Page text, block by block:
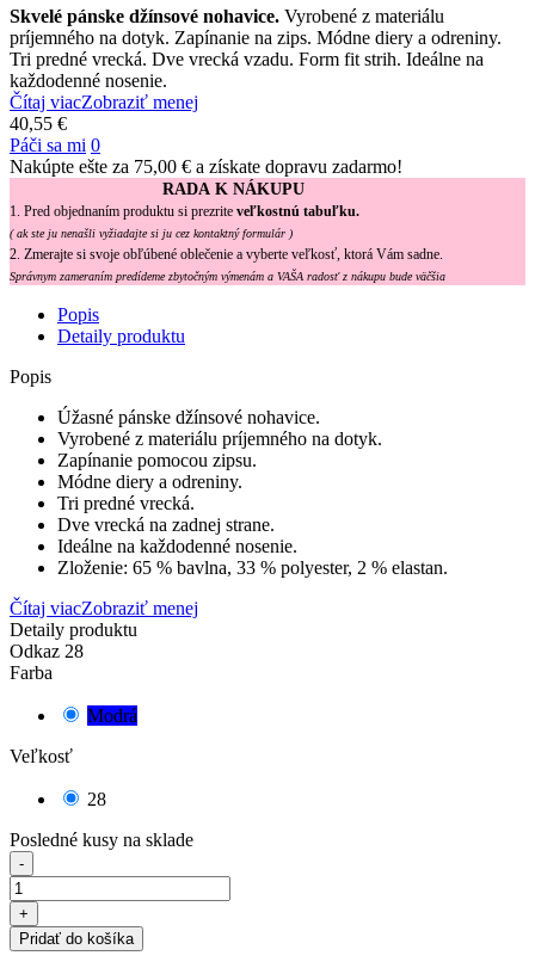
Skvelé pánske džínsové nohavice. Vyrobené z materiálu
príjemného na dotyk. Zapínanie na zips. Módne diery a odreniny.
Tri predné vrecká. Dve vrecká vzadu. Form fit strih. Ideálne na
každodenné nosenie.
Čítaj viacZobraziť menej
40,55 €
Páči sa mi 0
Nakúpte ešte za 75,00 € a získate dopravu zadarmo!
RADA K NÁKUPU
1. Pred objednaním produktu si prezrite veľkostnú tabuľku.
( ak ste ju nenašli vyžiadajte si ju cez kontaktný formulár )
2. Zmerajte si svoje obľúbené oblečenie a vyberte veľkosť, ktorá Vám sadne.
Správnym zameraním predídeme zbytočným výmenám a VAŠA radosť z nákupu bude väčšia
Popis
Detaily produktu
Popis
Úžasné pánske džínsové nohavice.
Vyrobené z materiálu príjemného na dotyk.
Zapínanie pomocou zipsu.
Módne diery a odreniny.
Tri predné vrecká.
Dve vrecká na zadnej strane.
Ideálne na každodenné nosenie.
Zloženie: 65 % bavlna, 33 % polyester, 2 % elastan.
Čítaj viacZobraziť menej
Detaily produktu
Odkaz 28
Farba
Modrá
Veľkosť
28
Posledné kusy na sklade
-
+
Pridať do košíka